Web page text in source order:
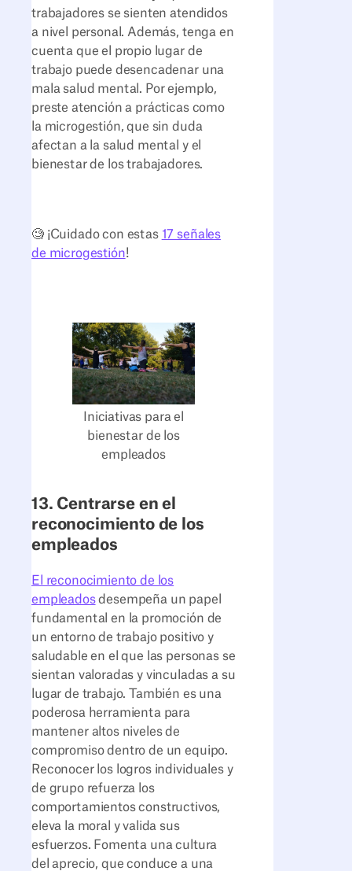
trabajadores se sienten atendidos
a nivel personal. Además, tenga en
cuenta que el propio lugar de
trabajo puede desencadenar una
mala salud mental. Por ejemplo,
preste atención a prácticas como
la microgestión, que sin duda
afectan a la salud mental y el
bienestar de los trabajadores.
🧐 ¡Cuidado con estas 17 señales
de microgestión!
Iniciativas para el
bienestar de los
empleados
13. Centrarse en el
reconocimiento de los
empleados
El reconocimiento de los
empleadosdesempeña un papel
fundamental en la promoción de
un entorno de trabajo positivo y
saludable en el que las personas se
sientan valoradas y vinculadas a su
lugar de trabajo. También es una
poderosa herramienta para
mantener altos niveles de
compromiso dentro de un equipo.
Reconocer los logros individuales y
de grupo refuerza los
comportamientos constructivos,
eleva la moral y valida sus
esfuerzos. Fomenta una cultura
del aprecio, que conduce a una